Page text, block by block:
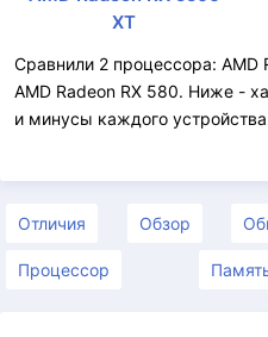
XT
Сравнили 2 процессора: AMD
AMD Radeon RX 580. Ниже -
и минусы каждого
Отличия Обзор
Процессор